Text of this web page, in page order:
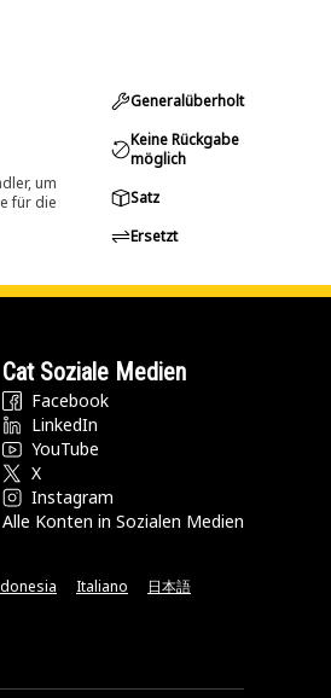
um
für die
Generalüberholt
Keine Rückgabe
möglich
Satz
Ersetzt
Cat Soziale Medien
Facebook
LinkedIn
YouTube
X
Instagram
Alle Konten in Sozialen Medien
Italiano 日本語